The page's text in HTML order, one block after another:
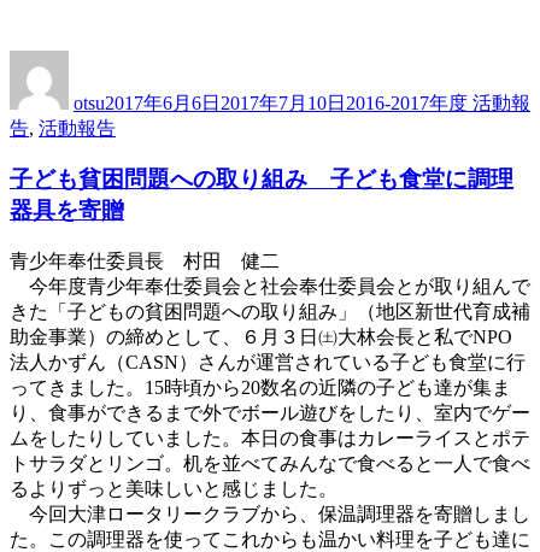
者
otsu日:
2017年6月6日 2017年7月10日ゴ
2016-2017年度 活動報
告, 活動報告
子ども貧困問題への取り組み 子ども食堂に調理
器具を寄贈
青少年奉仕委員長 村田 健二
今年度青少年奉仕委員会と社会奉仕委員会とが取り組んで
きた「子どもの貧困問題への取り組み」（地区新世代育成補
助金事業）の締めとして、６月３日㈯大林会長と私でNPO
法人かずん（CASN）さんが運営されている子ども食堂に行
ってきました。15時頃から20数名の近隣の子ども達が集ま
り、食事ができるまで外でボール遊びをしたり、室内でゲー
ムをしたりしていました。本日の食事はカレーライスとポテ
トサラダとリンゴ。机を並べてみんなで食べると一人で食べ
るよりずっと美味しいと感じました。
今回大津ロータリークラブから、保温調理器を寄贈しまし
た。この調理器を使ってこれからも温かい料理を子ども達に